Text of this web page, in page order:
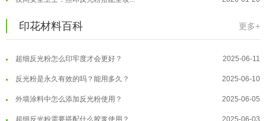
温变粉注塑后表面翻车？粗糙、颗粒... 2026-07-28
温变粉保质期有多久？开封后如何保... 2026-07-20
温变粉大批量保存指南｜做对这几步... 2026-07-17
温变粉"罢工"指南：为... 2026-07-10
印花材料百科 更多+
油性反光粉怎么印花效果最好？
超细反光粉怎么印牢度才会更好？ 2025-06-11
反光粉是永久有效的吗？能用多久？ 2025-06-10
外墙涂料中怎么添加反光粉使用？ 2025-06-05
超细反光粉需要搭配什么胶浆使用？ 2025-06-03